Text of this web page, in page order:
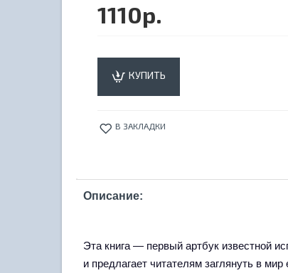
1110р.
КУПИТЬ
В ЗАКЛАДКИ
Описание:
Эта книга — первый артбук известной
и предлагает читателям заглянуть в